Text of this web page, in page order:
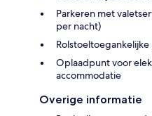
Parkeren met
per nacht)
Oplaadpunt voor
accommodatie
Overige informatie